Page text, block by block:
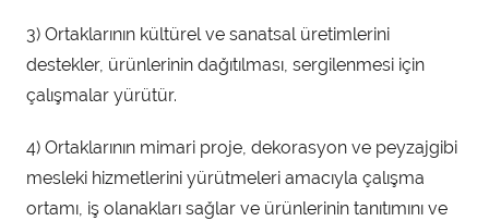
3) Ortaklarının kültürel ve sanatsal üretimlerini
destekler, ürünlerinin dağıtılması, sergilenmesi için
çalışmalar yürütür.
4) Ortaklarının mimari proje, dekorasyon ve peyzajgibi
mesleki hizmetlerini yürütmeleri amacıyla çalışma
ortamı, iş olanakları sağlar ve ürünlerinin tanıtımını ve